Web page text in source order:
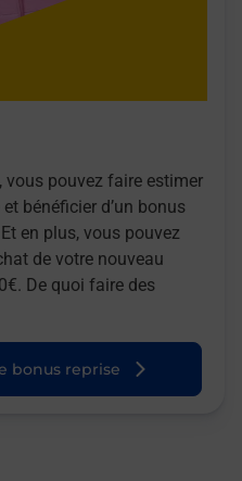
vous pouvez faire estimer
bénéficier d’un bonus
en plus, vous pouvez
de votre nouveau
De quoi faire des
bonus reprise